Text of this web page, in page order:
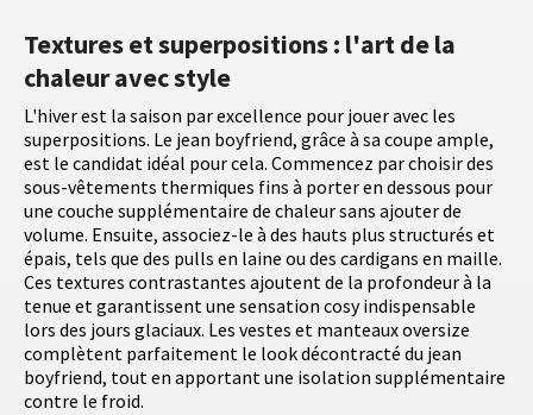
Textures et superpositions : l'art de la
chaleur avec style
L'hiver est la saison par excellence pour jouer avec les
superpositions. Le jean boyfriend, grâce à sa coupe ample,
est le candidat idéal pour cela. Commencez par choisir des
sous-vêtements thermiques fins à porter en dessous pour
une couche supplémentaire de chaleur sans ajouter de
volume. Ensuite, associez-le à des hauts plus structurés et
épais, tels que des pulls en laine ou des cardigans en maille.
Ces textures contrastantes ajoutent de la profondeur à la
tenue et garantissent une sensation cosy indispensable
lors des jours glaciaux. Les vestes et manteaux oversize
complètent parfaitement le look décontracté du jean
boyfriend, tout en apportant une isolation supplémentaire
contre le froid.